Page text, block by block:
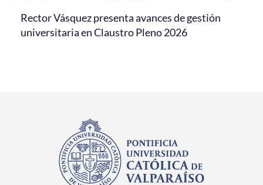
Rector Vásquez presenta avances de gestión
universitaria en Claustro Pleno 2026